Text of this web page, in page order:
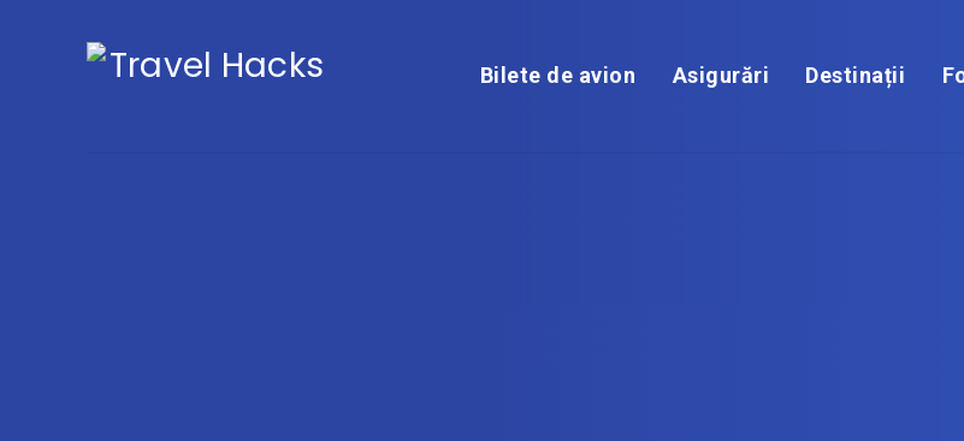
Bilete de avion Asigurări Destinații